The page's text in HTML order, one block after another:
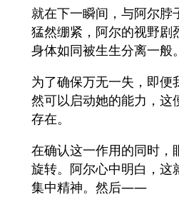
就在下一瞬间，与阿尔脖
猛然绷紧，阿尔的视野剧
身体如同被生生分离一般。
为了确保万无一失，即便
然可以启动她的能力，这
存在。
在确认这一作用的同时，
旋转。阿尔心中明白，这
集中精神。然后——